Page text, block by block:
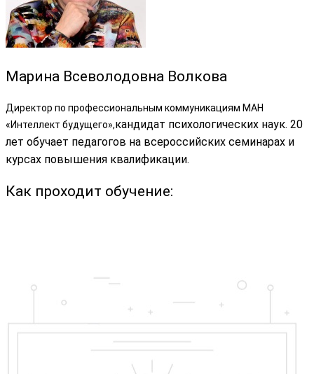
Марина Всеволодовна Волкова
Директор по профессиональным коммуникациям МАН
«Интеллект будущего»,кандидат психологических наук. 20
лет обучает педагогов на всероссийских семинарах и
курсах повышения квалификации.
Как проходит обучение: